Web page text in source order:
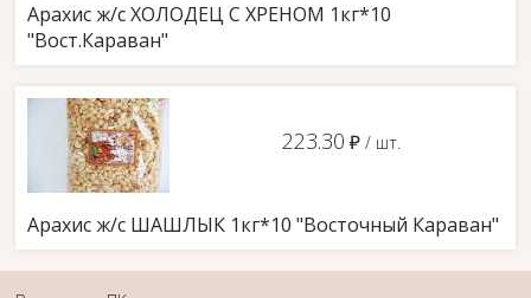
Арахис ж/с ХОЛОДЕЦ С ХРЕНОМ 1кг*10
"Вост.Караван"
223.30 д / шт.
Арахис ж/с ШАШЛЫК 1кг*10 "Восточный Караван"